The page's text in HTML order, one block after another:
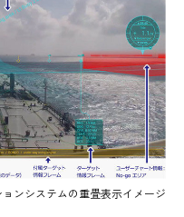
ンシステムの重畳表示イメージ